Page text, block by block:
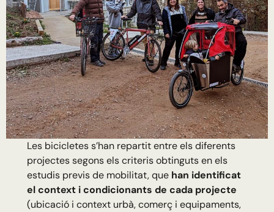
Les bicicletes s’han repartit entre els diferents
projectes segons els criteris obtinguts en els
estudis previs de mobilitat, que han identificat
el context i condicionants de cada projecte
(ubicació i context urbà, comerç i equipaments,